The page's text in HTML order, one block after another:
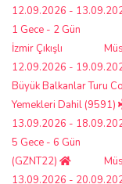
12.09.2026 -
1 Gece - 2 Gün
12.09.2026 -
İzmir Çıkışlı
Büyük Balkanlar Turu
Yemekleri Dahil (9591)
13.09.2026 -
5 Gece - 6 Gün
(GZNT22)
13.09.2026 -